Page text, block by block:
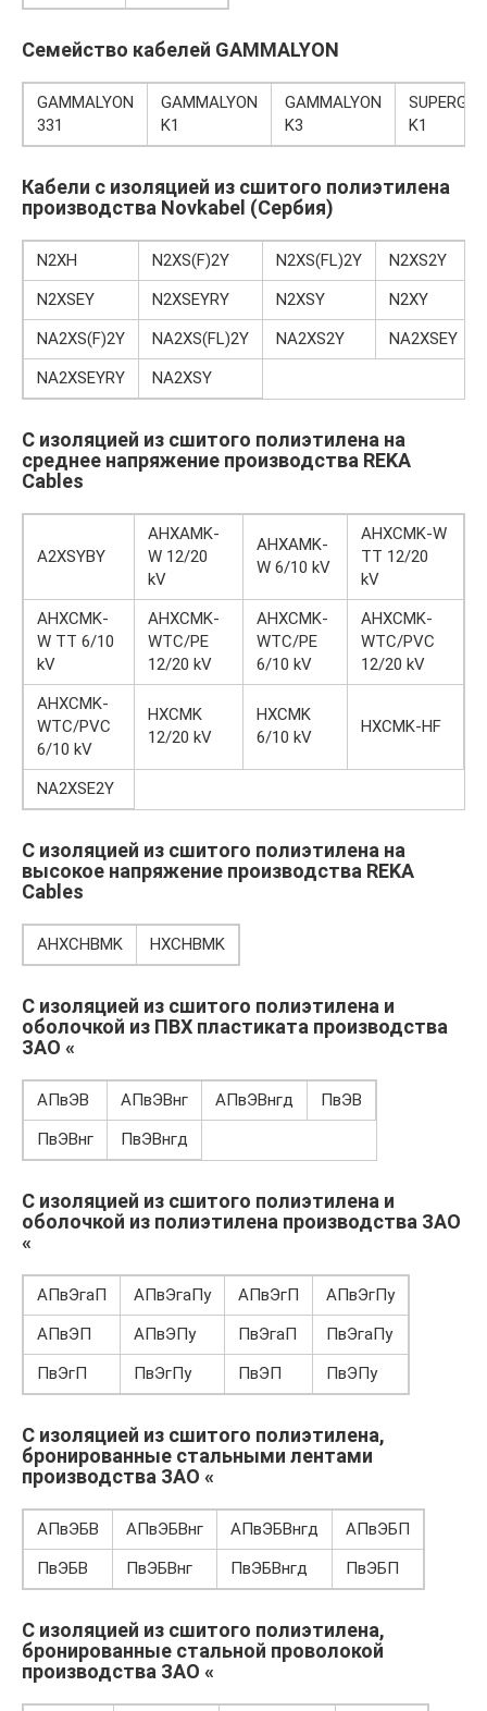
Семейство кабелей GAMMALYON
GAMMALYON
331
GAMMALYON
K1
GAMMALYON
K3
K1
Кабели с изоляцией из сшитого полиэтилена
производства Novkabel (Сербия)
N2XH N2XS(F)2Y N2XS(FL)2Y
N2XS2Y
N2XSEY
N2XSEYRY N2XSY
N2XY
NA2XS(F)2Y
NA2XS(FL)2Y NA2XS2Y
NA2XSEY
NA2XSEYRY
NA2XSY
С изоляцией из сшитого полиэтилена на
среднее напряжение производства REKA
Cables
A2XSYBY
AHXAMK-
W 12/20
kV
AHXAMK-
W 6/10 kV
AHXCMK-W
TT 12/20
kV
AHXCMK-
W TT 6/10
kV
AHXCMK-
WTC/PE
12/20 kV
AHXCMK-
WTC/PE
6/10 kV
AHXCMK-
WTC/PVC
12/20 kV
AHXCMK-
WTC/PVC
6/10 kV
HXCMK
12/20 kV
HXCMK
6/10 kV
HXCMK-HF
NA2XSE2Y
С изоляцией из сшитого полиэтилена на
высокое напряжение производства REKA
Cables
AHXCHBMK HXCHBMK
С изоляцией из сшитого полиэтилена и
оболочкой из ПВХ пластиката производства
ЗАО «
АПвЭВ АПвЭВнг АПвЭВнгд
ПвЭВ
ПвЭВнг
ПвЭВнгд
С изоляцией из сшитого полиэтилена и
оболочкой из полиэтилена производства ЗАО
«
АПвЭгаП АПвЭгаПу АПвЭгП
АПвЭгПу
АПвЭП
АПвЭПу ПвЭгаП
ПвЭгаПу
ПвЭгП
ПвЭгПу ПвЭП ПвЭПу
С изоляцией из сшитого полиэтилена,
бронированные стальными лентами
производства ЗАО «
АПвЭБВ АПвЭБВнг АПвЭБВнгд
АПвЭБП
ПвЭБВ
ПвЭБВнг ПвЭБВнгд ПвЭБП
С изоляцией из сшитого полиэтилена,
бронированные стальной проволокой
производства ЗАО «